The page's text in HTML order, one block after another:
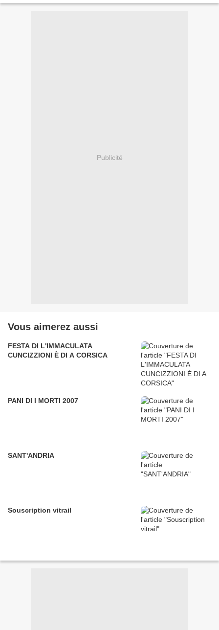
Publicité
Vous aimerez aussi
FESTA DI L'IMMACULATA
CUNCIZZIONI È DI A CORSICA
PANI DI I MORTI 2007
SANT'ANDRIA
Souscription vitrail